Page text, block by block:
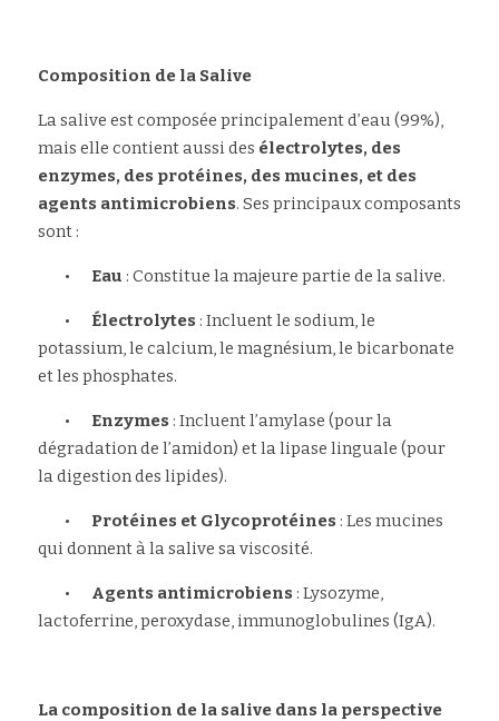
Composition de la Salive
La salive est composée principalement d’eau (99%),
mais elle contient aussi des électrolytes, des
enzymes, des protéines, des mucines, et des
agents antimicrobiens. Ses principaux composants
sont :
Eau : Constitue la majeure partie de la salive.
Électrolytes : Incluent le sodium, le
potassium, le calcium, le magnésium, le bicarbonate
et les phosphates.
Enzymes : Incluent l’amylase (pour la
dégradation de l’amidon) et la lipase linguale (pour
la digestion des lipides).
Protéines et Glycoprotéines : Les mucines
qui donnent à la salive sa viscosité.
Agents antimicrobiens : Lysozyme,
lactoferrine, peroxydase, immunoglobulines (IgA).
La composition de la salive dans la perspective